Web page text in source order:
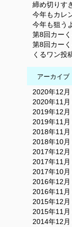
締め切りす
今年もカレ
今年も狙う
第8回カー
第8回カー
くるワン投
アーカイブ
2020年12月
2020年11月
2019年12月
2019年11月
2018年11月
2018年10月
2017年12月
2017年11月
2017年10月
2016年12月
2016年11月
2015年12月
2015年11月
2014年12月